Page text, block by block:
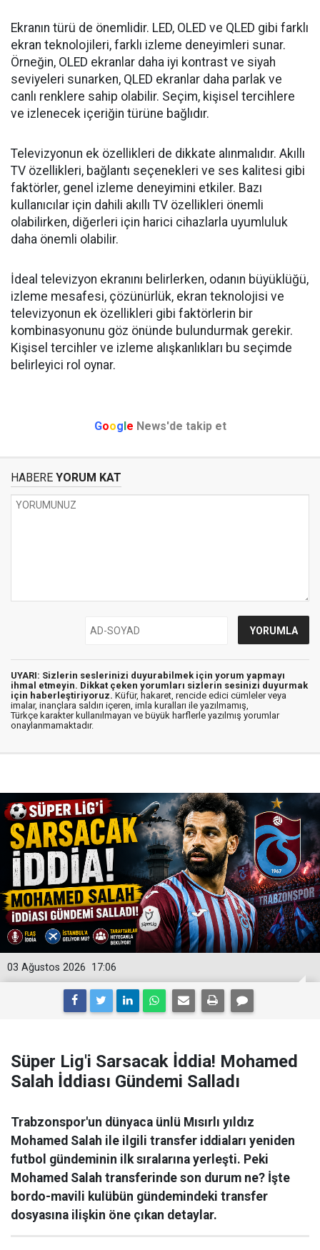
Ekranın türü de önemlidir. LED, OLED ve QLED gibi farklı
ekran teknolojileri, farklı izleme deneyimleri sunar.
Örneğin, OLED ekranlar daha iyi kontrast ve siyah
seviyeleri sunarken, QLED ekranlar daha parlak ve
canlı renklere sahip olabilir. Seçim, kişisel tercihlere
ve izlenecek içeriğin türüne bağlıdır.
Televizyonun ek özellikleri de dikkate alınmalıdır. Akıllı
TV özellikleri, bağlantı seçenekleri ve ses kalitesi gibi
faktörler, genel izleme deneyimini etkiler. Bazı
kullanıcılar için dahili akıllı TV özellikleri önemli
olabilirken, diğerleri için harici cihazlarla uyumluluk
daha önemli olabilir.
İdeal televizyon ekranını belirlerken, odanın büyüklüğü,
izleme mesafesi, çözünürlük, ekran teknolojisi ve
televizyonun ek özellikleri gibi faktörlerin bir
kombinasyonunu göz önünde bulundurmak gerekir.
Kişisel tercihler ve izleme alışkanlıkları bu seçimde
belirleyici rol oynar.
Google News'de takip et
HABERE YORUM KAT
UYARI: Sizlerin seslerinizi duyurabilmek için yorum yapmayı
ihmal etmeyin. Dikkat çeken yorumları sizlerin sesinizi duyurmak
için haberleştiriyoruz. Küfür, hakaret, rencide edici cümleler veya
imalar, inançlara saldırı içeren, imla kuralları ile yazılmamış,
Türkçe karakter kullanılmayan ve büyük harflerle yazılmış yorumlar
onaylanmamaktadır.
17:06
03 Ağustos 2026
Süper Lig'i Sarsacak İddia! Mohamed
Salah İddiası Gündemi Salladı
Trabzonspor'un dünyaca ünlü Mısırlı yıldız
Mohamed Salah ile ilgili transfer iddiaları yeniden
futbol gündeminin ilk sıralarına yerleşti. Peki
Mohamed Salah transferinde son durum ne? İşte
bordo-mavili kulübün gündemindeki transfer
dosyasına ilişkin öne çıkan detaylar.